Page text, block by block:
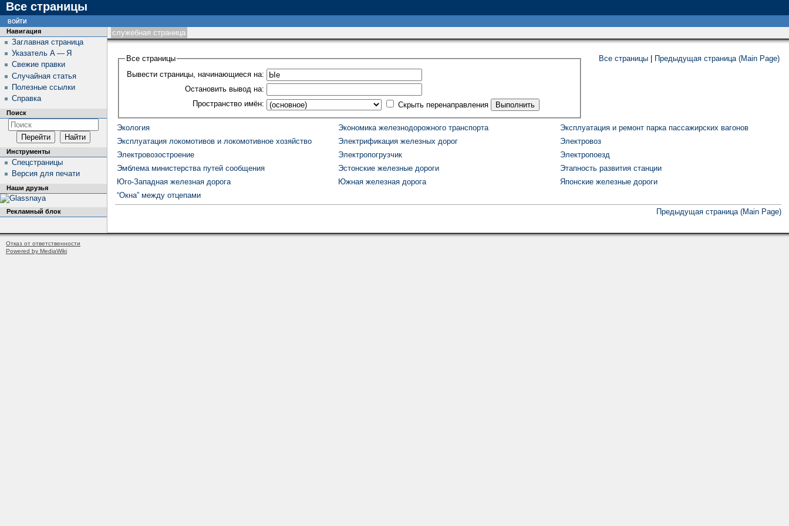
Все страницы
служебная страница
Все страницы
Вывести страницы, начинающиеся на:
Остановить вывод на:
Пространство имён:
Скрыть перенаправления
Все страницы Предыдущая страница (Main Page)
Экология Экономика железнодорожного транспорта
Эксплуатация и ремонт парка пассажирских вагонов
Эксплуатация локомотивов и локомотивное хозяйство
Электрификация железных дорог
Электровоз
Электровозостроение
Электропогрузчик
Электропоезд
Эмблема министерства путей сообщения
Эстонские железные дороги
Этапность развития станции
Юго-Западная железная дорога
Южная железная дорога
Японские железные дороги
“Окна” между отцепами
Предыдущая страница (Main Page)
Навигация
Заглавная страница
Указатель А — Я
Свежие правки
Случайная статья
Полезные ссылки
Справка
Поиск
Инструменты
Спецстраницы
Версия для печати
Наши друзья
Рекламный блок
войти
Отказ от ответственности
Powered by MediaWiki